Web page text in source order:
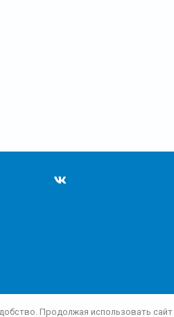
Продолжая использовать сайт